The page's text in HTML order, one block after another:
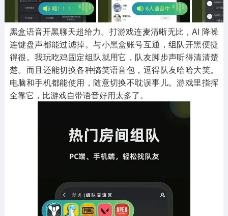
黑盒语音开黑聊天超给力。打游戏连麦清晰无比，AI 降噪
连键盘声都能过滤掉。与小黑盒账号互通，组队开黑便捷
得很。我玩吃鸡固定组队就用它，队友脚步声听得清清楚
楚。而且还能切换各种搞笑语音包，逗得队友哈哈大笑。
电脑和手机都能使用，随意切换不耽误事儿。游戏里指挥
全靠它，比游戏自带语音好用太多了。